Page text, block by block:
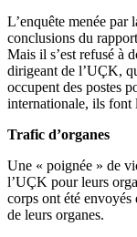
L’enquête menée par
conclusions du
Mais il s’est refusé à
dirigeant de l’UÇK,
occupent des postes
internationale, ils font
Trafic d’organes
Une « poignée » de
l’UÇK pour leurs
corps ont été
de leurs organes.